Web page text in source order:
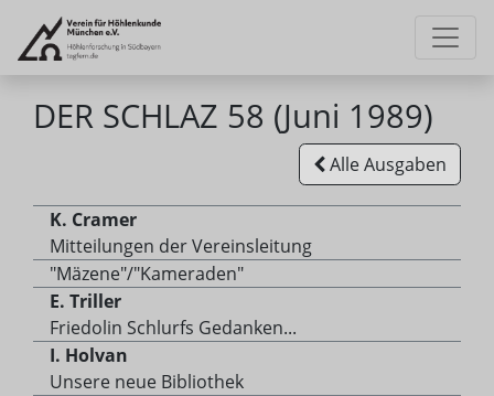
DER SCHLAZ 58 (Juni 1989)
Alle Ausgaben
K. Cramer
Mitteilungen der Vereinsleitung
"Mäzene"/"Kameraden"
E. Triller
Friedolin Schlurfs Gedanken...
I. Holvan
Unsere neue Bibliothek